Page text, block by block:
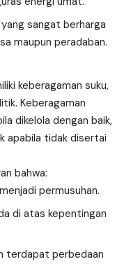
sangat berharga
maupun peradaban.
keberagaman suku,
Keberagaman
dikelola dengan baik,
apabila tidak disertai
bahwa:
permusuhan.
di atas kepentingan
terdapat perbedaan